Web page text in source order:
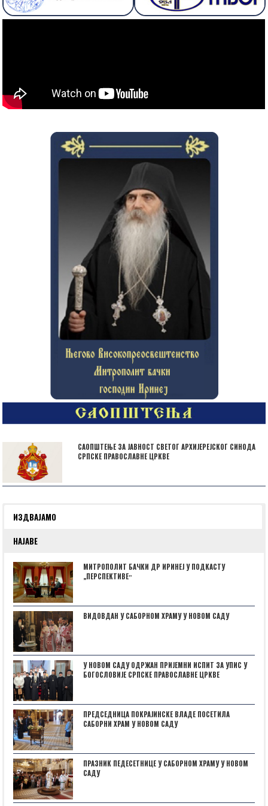
САОПШТЕЊЕ ЗА ЈАВНОСТ СВЕТОГ АРХИЈЕРЕЈСКОГ СИНОДА
СРПСКЕ ПРАВОСЛАВНЕ ЦРКВЕ
ИЗДВАЈАМО
НАЈАВЕ
МИТРОПОЛИТ БАЧКИ ДР ИРИНЕЈ У ПОДКАСТУ
„ПЕРСПЕКТИВЕˮ
ВИДОВДАН У САБОРНОМ ХРАМУ У НОВОМ САДУ
У НОВОМ САДУ ОДРЖАН ПРИЈЕМНИ ИСПИТ ЗА УПИС У
БОГОСЛОВИЈЕ СРПСКЕ ПРАВОСЛАВНЕ ЦРКВЕ
ПРЕДСЕДНИЦА ПОКРАЈИНСКЕ ВЛАДЕ ПОСЕТИЛА
САБОРНИ ХРАМ У НОВОМ САДУ
ПРАЗНИК ПЕДЕСЕТНИЦЕ У САБОРНОМ ХРАМУ У НОВОМ
САДУ